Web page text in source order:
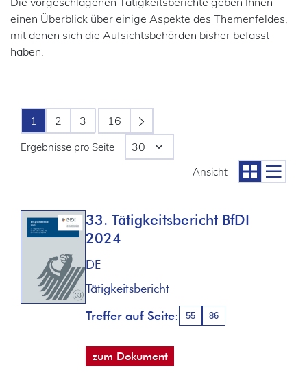
einen Überblick über einige Aspekte des Themenfeldes,
mit denen sich die Aufsichtsbehörden bisher befasst
haben.
1 2 3 16
Ergebnisse pro Seite
Ansicht
33. Tätigkeitsbericht BfDI
2024
DE
Tätigkeitsbericht
Treffer auf Seite:
55 86
zum Dokument